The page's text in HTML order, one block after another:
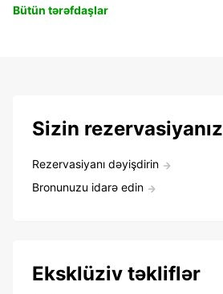
Bütün tərəfdaşlar
Sizin rezervasiyanız
Rezervasiyanı dəyişdirin
Bronunuzu idarə edin
Eksklüziv təkliflər